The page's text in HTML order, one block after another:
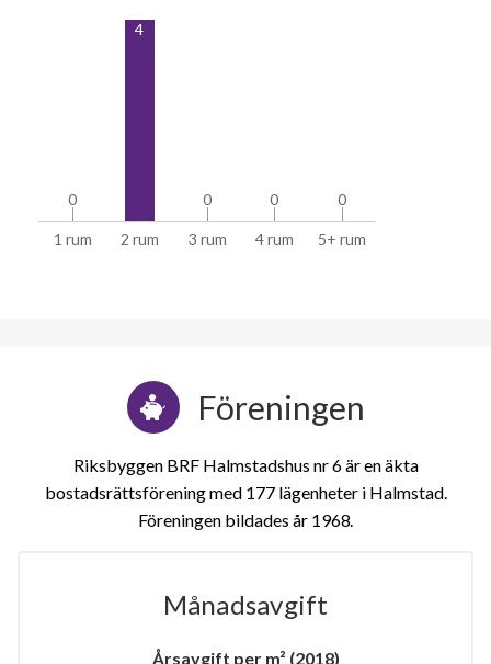
1 rum 2 rum 3 rum 4 rum 5+ rum
0
0
4
0
0 0
0 0
0
Föreningen
Riksbyggen BRF Halmstadshus nr 6 är en äkta
bostadsrättsförening med 177 lägenheter i Halmstad.
Föreningen bildades år 1968
Månadsavgift
Årsavgift per m² (2018)